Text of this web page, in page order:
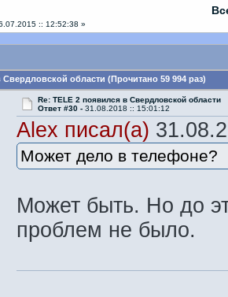
:: 12:52:38 »
Свердловской области (Прочитано 59 994 раз)
Re: TELE 2 появился в Свердловской области
Ответ #30 - 31.08.2018 :: 15:01:12
Alex писал(а)
Может дело в телефоне?
Может быть. Но до
проблем не было.